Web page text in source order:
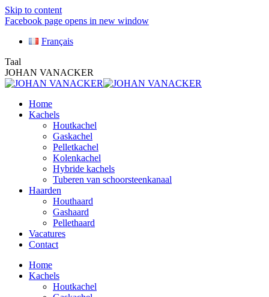
Skip to content
Facebook page opens in new window
Français
Taal
JOHAN VANACKER
Home
Kachels
Houtkachel
Gaskachel
Pelletkachel
Kolenkachel
Hybride kachels
Tuberen van schoorsteenkanaal
Haarden
Houthaard
Gashaard
Pellethaard
Vacatures
Contact
Home
Kachels
Houtkachel